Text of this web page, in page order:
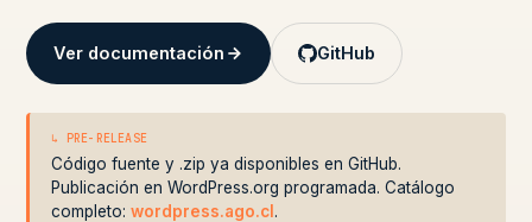
Ver documentación GitHub
↳ PRE-RELEASE
Código fuente y .zip ya disponibles en GitHub.
Publicación en WordPress.org programada. Catálogo
completo:wordpress.ago.cl .